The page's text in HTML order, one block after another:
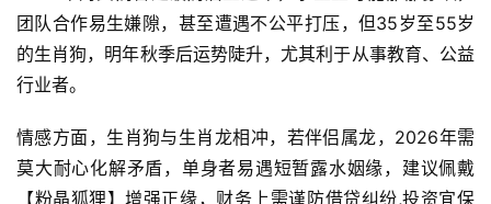
团队合作易生嫌隙，甚至遭遇不公平打压，但35岁至55岁
的生肖狗，明年秋季后运势陡升，尤其利于从事教育、公益
行业者。
情感方面，生肖狗与生肖龙相冲，若伴侣属龙，2026年需
莫大耐心化解矛盾，单身者易遇短暂露水姻缘，建议佩戴
【粉晶狐狸】增强正缘，财务上需谨防借贷纠纷,投资宜保